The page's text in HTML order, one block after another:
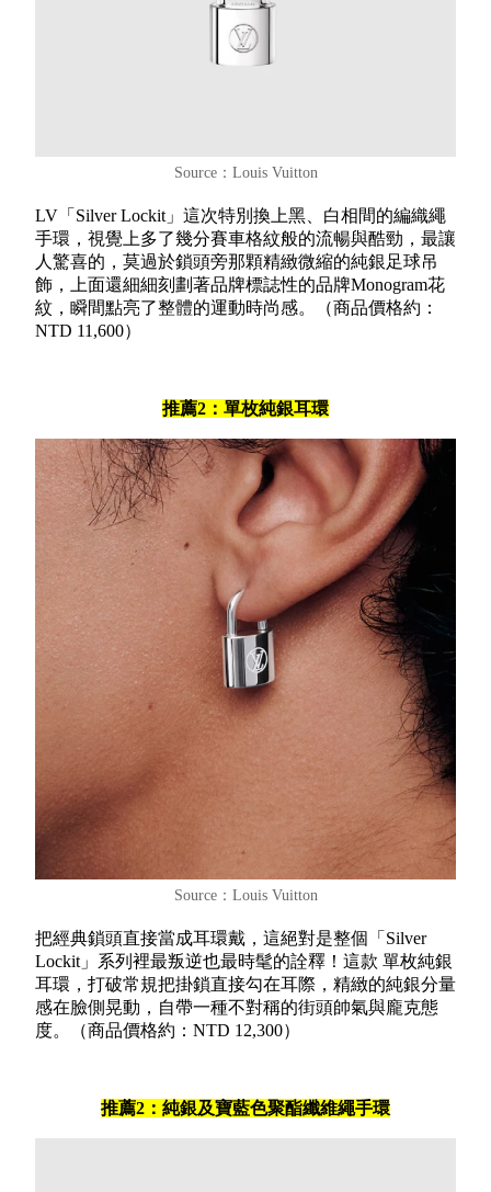
Source：Louis Vuitton
LV「Silver Lockit」這次特別換上黑、白相間的編織繩
手環，視覺上多了幾分賽車格紋般的流暢與酷勁，最讓
人驚喜的，莫過於鎖頭旁那顆精緻微縮的純銀足球吊
飾，上面還細細刻劃著品牌標誌性的品牌Monogram花
紋，瞬間點亮了整體的運動時尚感。（商品價格約：
NTD 11,600）
推薦2：單枚純銀耳環
Source：Louis Vuitton
把經典鎖頭直接當成耳環戴，這絕對是整個「Silver
Lockit」系列裡最叛逆也最時髦的詮釋！這款 單枚純銀
耳環，打破常規把掛鎖直接勾在耳際，精緻的純銀分量
感在臉側晃動，自帶一種不對稱的街頭帥氣與龐克態
度。（商品價格約：NTD 12,300）
推薦2：純銀及寶藍色聚酯纖維繩手環